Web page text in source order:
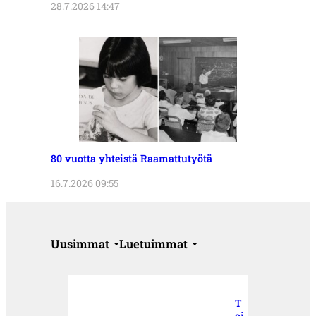
28.7.2026 14:47
80 vuotta yhteistä Raamattutyötä
16.7.2026 09:55
Uusimmat Luetuimmat
T